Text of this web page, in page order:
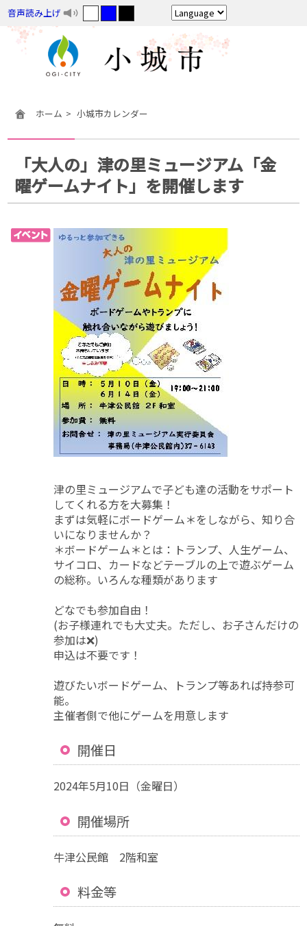
音声読み上げ
ホーム 小城市カレンダー
「大人の」津の里ミュージアム「金
曜ゲームナイト」を開催します
津の里ミュージアムで子ども達の活動をサポート
してくれる方を大募集！
まずは気軽にボードゲーム＊をしながら、知り合
いになりませんか？
＊ボードゲーム＊とは：トランプ、人生ゲーム、
サイコロ、カードなどテーブルの上で遊ぶゲーム
の総称。いろんな種類があります
どなでも参加自由！
(お子様連れでも大丈夫。ただし、お子さんだけの
参加は❌)
申込は不要です！
遊びたいボードゲーム、トランプ等あれば持参可
能。
主催者側で他にゲームを用意します
開催日
2024年5月10日（金曜日）
開催場所
牛津公民館 2階和室
料金等